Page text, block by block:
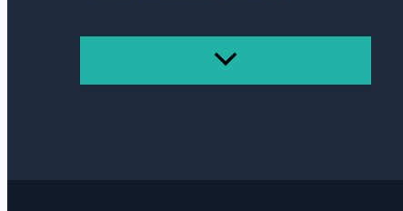
ПЕРЕКЛЮЧАТЕЛЬ